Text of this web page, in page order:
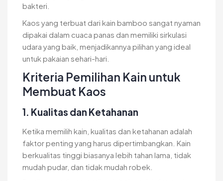
bakteri.
Kaos yang terbuat dari kain bamboo sangat nyaman
dipakai dalam cuaca panas dan memiliki sirkulasi
udara yang baik, menjadikannya pilihan yang ideal
untuk pakaian sehari-hari.
Kriteria Pemilihan Kain untuk
Membuat Kaos
1. Kualitas dan Ketahanan
Ketika memilih kain, kualitas dan ketahanan adalah
faktor penting yang harus dipertimbangkan. Kain
berkualitas tinggi biasanya lebih tahan lama, tidak
mudah pudar, dan tidak mudah robek.